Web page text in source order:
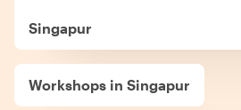
Singapur
Workshops in Singapur